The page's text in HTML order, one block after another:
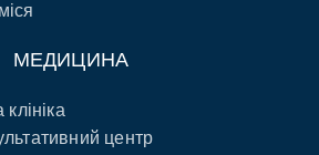
МЕДИЦИНА
центр